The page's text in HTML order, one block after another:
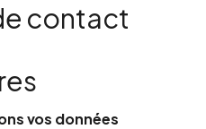
contact
vos données